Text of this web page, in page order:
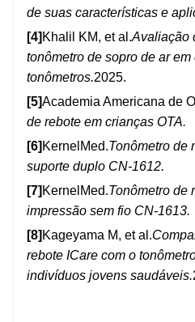
de suas características e
[4] Khalil KM, et al.Avaliação
tonômetro de sopro de ar
tonômetros.2025.
[5]Academia Americana de
de rebote em crianças OTA.
[6] KernelMed.Tonômetro de
suporte duplo CN-1612.
[7] KernelMed.Tonômetro de
impressão sem fio CN-1613.
[8] Kageyama M, et al.
rebote ICare com o
indivíduos jovens saudáveis.